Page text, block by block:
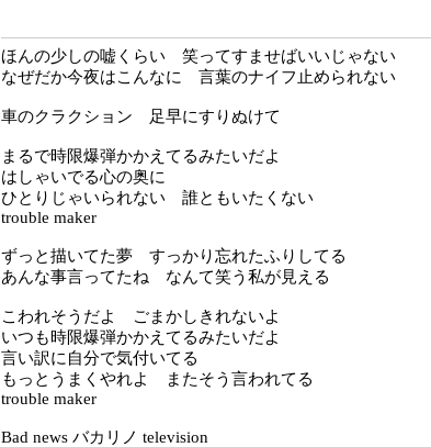
ほんの少しの嘘くらい 笑ってすませばいいじゃない
なぜだか今夜はこんなに 言葉のナイフ止められない
車のクラクション 足早にすりぬけて
まるで時限爆弾かかえてるみたいだよ
はしゃいでる心の奥に
ひとりじゃいられない 誰ともいたくない
trouble maker
ずっと描いてた夢 すっかり忘れたふりしてる
あんな事言ってたね なんて笑う私が見える
こわれそうだよ ごまかしきれないよ
いつも時限爆弾かかえてるみたいだよ
言い訳に自分で気付いてる
もっとうまくやれよ またそう言われてる
trouble maker
Bad news バカリノ television